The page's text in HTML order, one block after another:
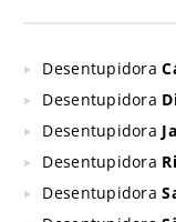
Desentupidora
Desentupidora
Desentupidora
Desentupidora
Desentupidora